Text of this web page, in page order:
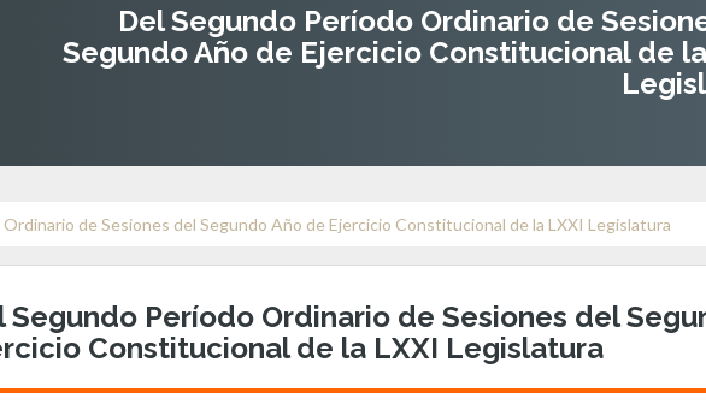
Del Segundo Período Ordinario de
Segundo Año de Ejercicio Constitucional de
de Sesiones del Segundo Año de Ejercicio Constitucional de la LXXI Legislatura
Segundo Período Ordinario de Sesiones del
Constitucional de la LXXI Legislatura